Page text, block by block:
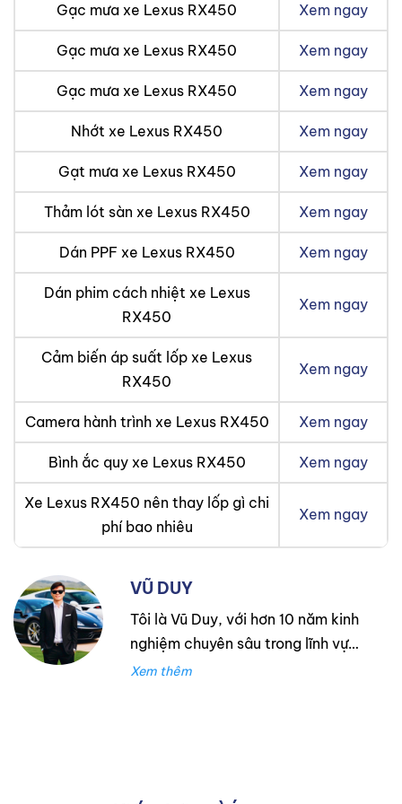
Gạc mưa xe Lexus RX450 Xem ngay
Gạc mưa xe Lexus RX450 Xem ngay
Gạc mưa xe Lexus RX450 Xem ngay
Nhớt xe Lexus RX450 Xem ngay
Gạt mưa xe Lexus RX450 Xem ngay
Thảm lót sàn xe Lexus RX450 Xem ngay
Dán PPF xe Lexus RX450 Xem ngay
Dán phim cách nhiệt xe Lexus
RX450
Xem ngay
Cảm biến áp suất lốp xe Lexus
RX450
Xem ngay
Camera hành trình xe Lexus RX450 Xem ngay
Bình ắc quy xe Lexus RX450 Xem ngay
Xe Lexus RX450 nên thay lốp gì chi
phí bao nhiêu
Xem ngay
VŨ DUY
Tôi là Vũ Duy, với hơn 10 năm kinh
nghiệm chuyên sâu trong lĩnh vực
lốp xe. Trong suốt thời gian đó,